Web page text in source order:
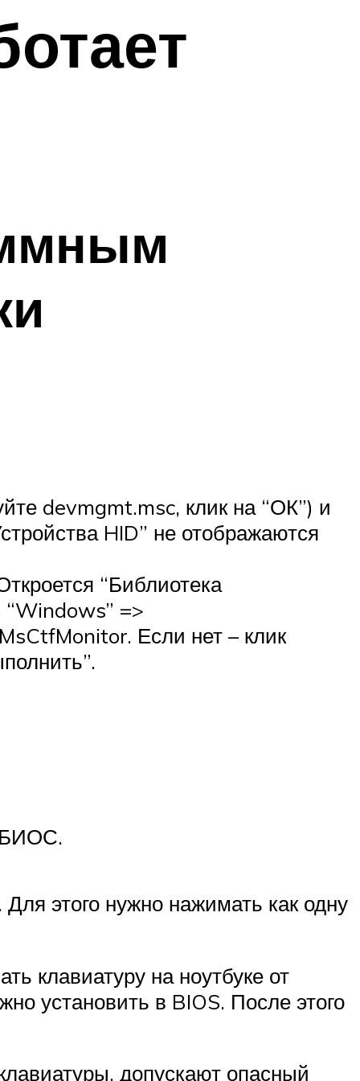
devmgmt.msc, клик на “ОК”) и
HID” не отображаются
“Библиотека
“Windows” =>
Если нет – клик
БИОС.
этого нужно нажимать как одну
клавиатуру на ноутбуке от
установить в BIOS. После этого
допускают опасный